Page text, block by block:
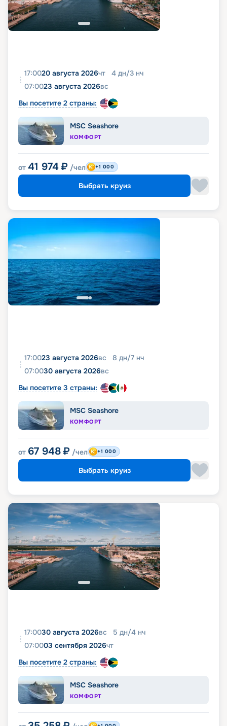
17:0020 августа 2026чт 4 дн/3 нч
07:0023 августа 2026вс
Вы посетите 2 страны:
MSC Seashore
КОМФОРТ
от 41 974 ₽ /чел +1 000
Выбрать круиз
17:0023 августа 2026вс 8 дн/7 нч
07:0030 августа 2026вс
Вы посетите 3 страны:
MSC Seashore
КОМФОРТ
от 67 948 ₽ /чел +1 000
Выбрать круиз
17:0030 августа 2026вс 5 дн/4 нч
07:0003 сентября 2026чт
Вы посетите 2 страны:
MSC Seashore
КОМФОРТ